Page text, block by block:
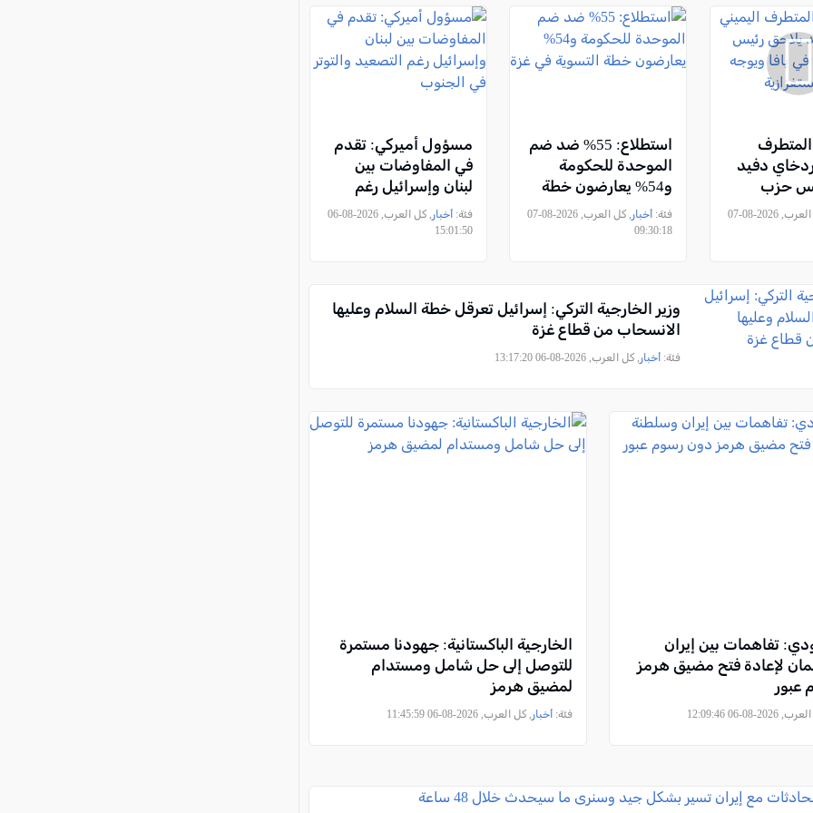
المتطرف
دفيد
حزب
يافا ويوجه
استفزازية
, كل العرب, 2026-08-07
استطلاع: 55% ضد ضم
الموحدة للحكومة
و54% يعارضون خطة
التسوية في غزة
فئة: أخبار
, كل العرب, 2026-08-07
09:30:18
مسؤول أميركي: تقدم
في المفاوضات بين
لبنان وإسرائيل رغم
التصعيد والتوتر في
الجنوب
فئة:أخبار
, كل العرب, 2026-08-06
15:01:50
وزير الخارجية التركي: إسرائيل تعرقل خطة السلام وعليها
الانسحاب من قطاع غزة
فئة: أخبار , كل العرب, 2026-08-06 13:17:20
تفاهمات بين إيران
لإعادة فتح مضيق هرمز
عبور
08-06 12:09:46
الخارجية الباكستانية: جهودنا مستمرة
للتوصل إلى حل شامل ومستدام
لمضيق هرمز
فئة: أخبار , كل العرب, 2026-08-06 11:45:59